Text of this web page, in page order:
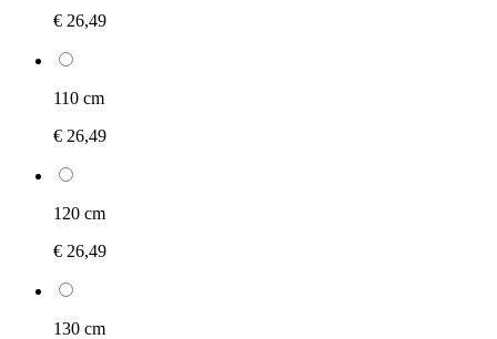
€ 26,49
110 cm
€ 26,49
120 cm
€ 26,49
130 cm